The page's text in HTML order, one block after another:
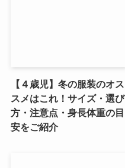
【４歳児】冬の服装のオス
スメはこれ！サイズ・選び
方・注意点・身長体重の目
安をご紹介